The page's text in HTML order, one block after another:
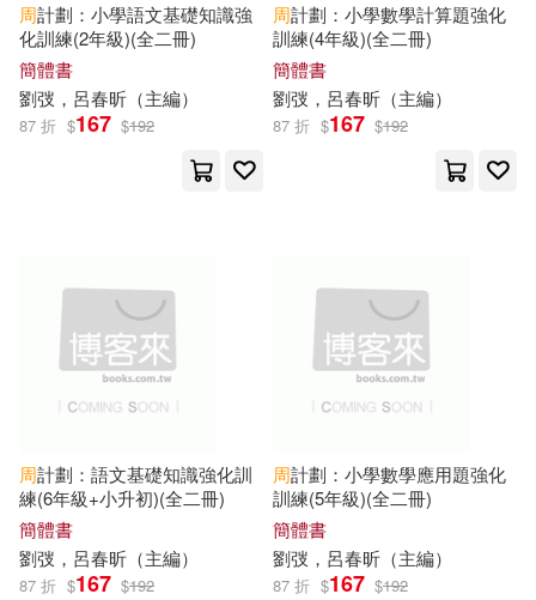
曲一線（主編）(16)
王魯湘（主編）(16)
周世平（主編）(15)
張在軍主編(15)
張新國（主編）(15)
北京教育出版社(102)
石油工業出版社(102)
南海出版公司(101)
時報出版(100)
龍門書局(100) 台灣角川(99)
科學技術文獻出版社(99)
北京科學技術出版社(98)
周計劃：小學語文基礎知識強
化訓練(2年級)(全二冊)
簡體書
劉弢，呂春昕（主編）
87 折 $167 $192
周計劃：小學數學計算題強化
訓練(4年級)(全二冊)
簡體書
劉弢，呂春昕（主編）
87 折 $167 $192
周計劃：語文基礎知識強化訓
練(6年級+小升初)(全二冊)
簡體書
劉弢，呂春昕（主編）
87 折 $167 $192
周計劃：小學數學應用題強化
訓練(5年級)(全二冊)
簡體書
劉弢，呂春昕（主編）
87 折 $167 $192